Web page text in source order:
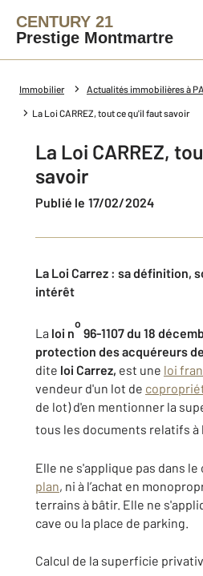
CENTURY 21
Prestige Montmartre
Immobilier Actualités immobilières à
La Loi CARREZ, tout ce qu'il faut savoir
La Loi CARREZ,
savoir
Publié le 17/02/2024
La Loi Carrez : sa définition,
intérêt
La loi n
o
96-1107 du 18
protection des acquéreurs de
dite loi Carrez, est une loi
vendeur d'un lot de
de lot) d'en mentionner la
tous les documents relatifs à
Elle ne s'applique pas dans le
plan, ni à l’achat en
terrains à bâtir. Elle ne
cave ou la place de parking.
Calcul de la superficie